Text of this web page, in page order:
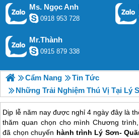
Ms. Ngọc Anh
0918 953 728
Mr.Thành
0915 879 338
Cẩm Nang
Tin Tức
Những Trải Nghiệm Thú Vị Tại Lý
Dịp lễ năm nay được nghỉ 4 ngày đây là
thăm quan chọn cho mình Chương
đã chọn chuyến hành trình Lý Sơn-